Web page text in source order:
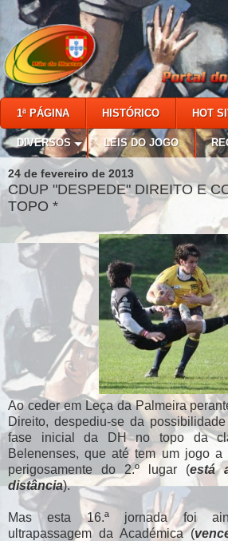
1ª PÁGINA HISTÓRICO HOT
DIVERSOS LEIS DO JOGO
24 de fevereiro de 2013
CDUP "DESPEDE" DIREITO E
TOPO *
Ao ceder em Leça da Palmeira
Direito, despediu-se da
fase inicial da DH no topo da
Belenenses, que até tem um jogo a
perigosamente do 2.º lugar (está
distância).
Mas esta 16.ª jornada foi
ultrapassagem da Académica (